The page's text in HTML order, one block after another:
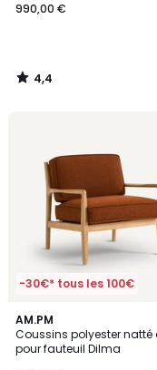
990,00 €
4,4
/
-30€* tous les 100€
AM.PM
Coussins polyester natté
pour fauteuil Dilma
4,7
/ 5
3
Couleurs